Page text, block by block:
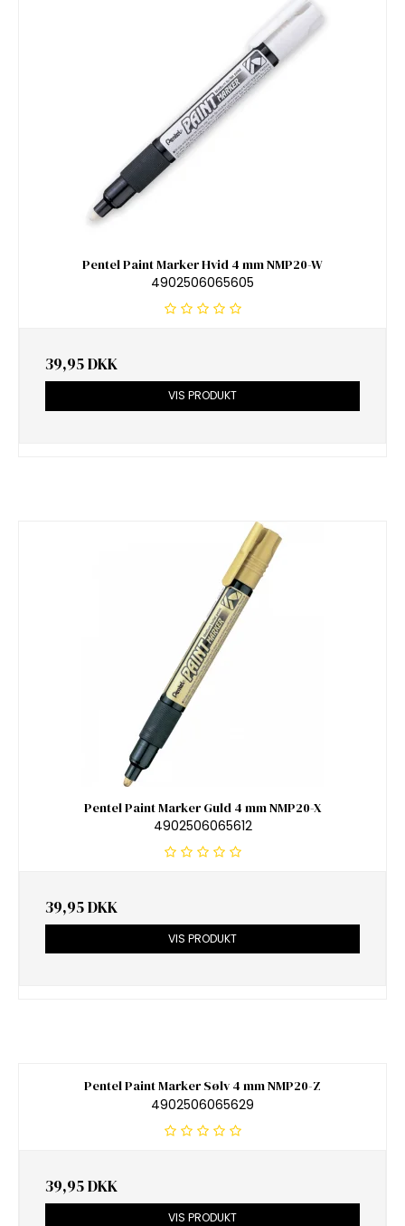
Pentel Paint Marker Hvid 4 mm NMP20-W
4902506065605
39,95 DKK
VIS PRODUKT
Pentel Paint Marker Guld 4 mm NMP20-X
4902506065612
39,95 DKK
VIS PRODUKT
Pentel Paint Marker Sølv 4 mm NMP20-Z
4902506065629
39,95 DKK
VIS PRODUKT